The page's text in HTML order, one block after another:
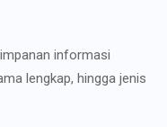
informasi
lengkap, hingga jenis